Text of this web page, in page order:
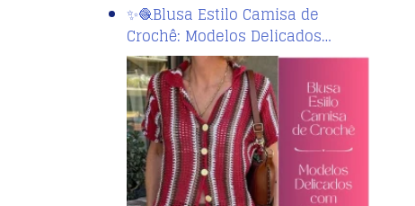
✨🧶Blusa Estilo Camisa de
Crochê: Modelos Delicados…